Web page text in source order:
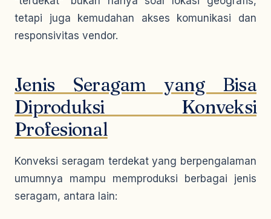
tetapi juga kemudahan akses komunikasi dan
responsivitas vendor.
Jenis Seragam yang Bisa
Diproduksi Konveksi
Profesional
Konveksi seragam terdekat yang berpengalaman
umumnya mampu memproduksi berbagai jenis
seragam, antara lain: